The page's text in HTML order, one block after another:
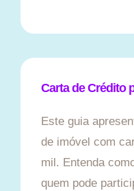
Carta de Crédito
Este guia
de imóvel com
mil. Entenda
quem pode